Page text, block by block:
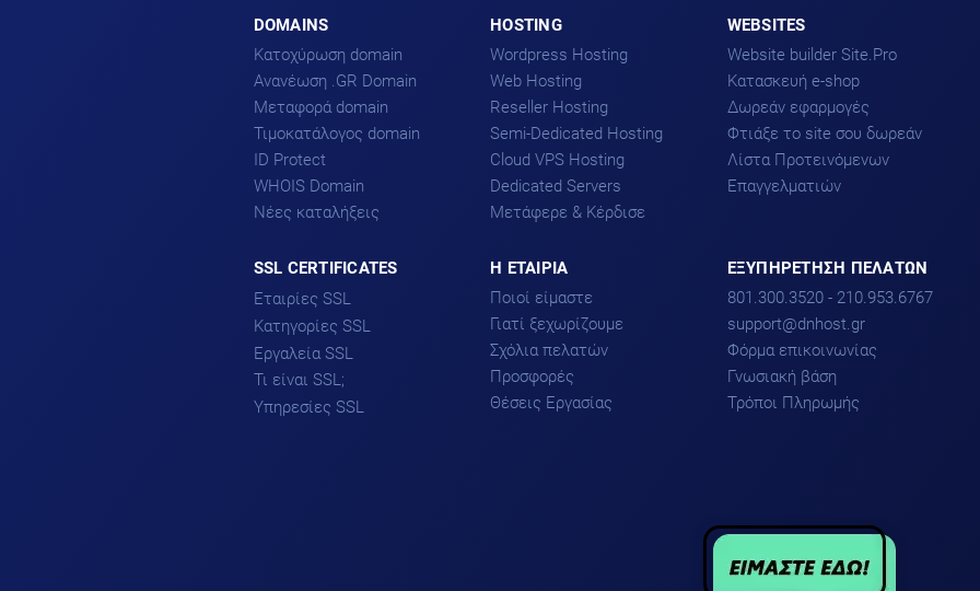
DOMAINS
Κατοχύρωση domain
Ανανέωση .GR Domain
Μεταφορά domain
Τιμοκατάλογος domain
ID Protect
WHOIS Domain
Νέες καταλήξεις
HOSTING
Wordpress Hosting
Web Hosting
Reseller Hosting
Semi-Dedicated Hosting
Cloud VPS Hosting
Dedicated Servers
Μετάφερε & Κέρδισε
WEBSITES
Website builder Site.Pro
Kατασκευή e-shop
Δωρεάν εφαρμογές
Φτιάξε το site σου δωρεάν
Λίστα Προτεινόμενων
Επαγγελματιών
SSL CERTIFICATES
Εταιρίες SSL
DigiCert
Sectigo
Comodo
GeoTrust
Κατηγορίες SSL
DV SSL
OV SSL
EV SSL
Εργαλεία SSL
Βοηθός επιλογής SSL
Why No Padlock
Τι είναι SSL;
Υπηρεσίες SSL
H ΕΤΑΙΡΙΑ
Ποιοί είμαστε
Γιατί ξεχωρίζουμε
Σχόλια πελατών
Προσφορές
Θέσεις Εργασίας
ΕΞΥΠΗΡΕΤΗΣΗ ΠΕΛΑΤΩΝ
801.300.3520 - 210.953.6767
support
dnhost.gr
Φόρμα επικοινωνίας
Γνωσιακή βάση
Τρόποι Πληρωμής